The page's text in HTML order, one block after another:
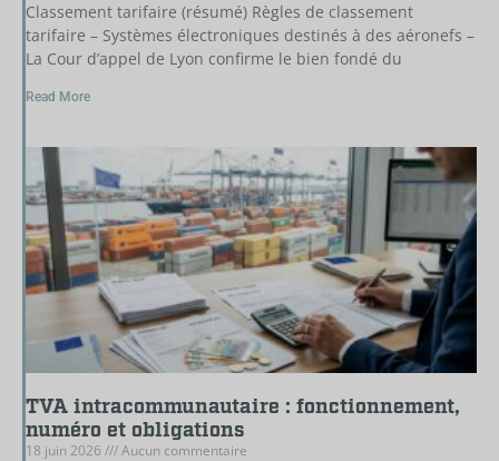
Classement tarifaire (résumé) Règles de classement
tarifaire – Systèmes électroniques destinés à des aéronefs –
La Cour d’appel de Lyon confirme le bien fondé du
Read More
TVA intracommunautaire : fonctionnement,
numéro et obligations
18 juin 2026 Aucun commentaire